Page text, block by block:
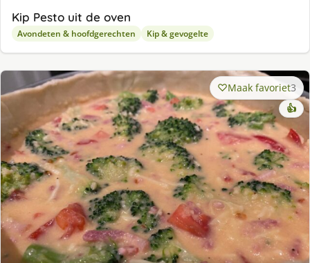
Kip Pesto uit de oven
Avondeten & hoofdgerechten Kip & gevogelte
Maak favoriet3
👍